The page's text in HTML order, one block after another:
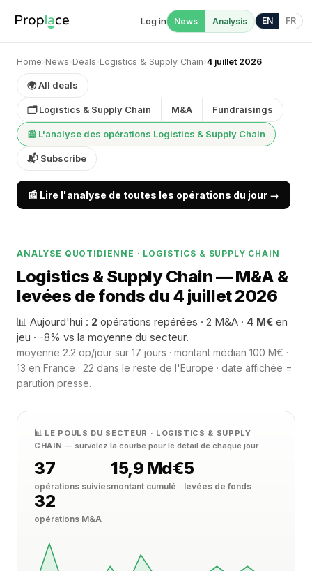
Log in News Analysis EN FR
Home› News› Deals› Logistics & Supply Chain›4 juillet 2026
🌍 All deals
🗂 Logistics & Supply Chain M&A Fundraisings
📰 L'analyse des opérations Logistics & Supply Chain
📬 Subscribe
📰 Lire l'analyse de toutes les opérations du jour →
ANALYSE QUOTIDIENNE · LOGISTICS & SUPPLY CHAIN
Logistics & Supply Chain — M&A &
levées de fonds du 4 juillet 2026
📊 Aujourd'hui : 2 opérations repérées · 2 M&A · 4 M€ en
jeu · -8% vs la moyenne du secteur.
moyenne 2.2 op/jour sur 17 jours · montant médian 100 M€ ·
13 en France · 22 dans le reste de l'Europe · date affichée =
parution presse.
📊 LE POULS DU SECTEUR · LOGISTICS & SUPPLY
CHAIN — survolez la courbe pour le détail de chaque jour
37
opérations suivies
15,9 Md€
montant cumulé
5
levées de fonds
32
opérations M&A